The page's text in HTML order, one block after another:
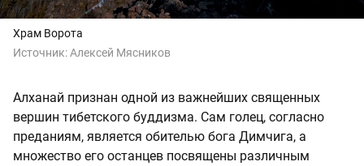
Храм Ворота
Источник:Алексей Мясников
Алханай признан одной из важнейших священных
вершин тибетского буддизма. Сам голец, согласно
преданиям, является обителью бога Димчига, а
множество его останцев посвящены различным